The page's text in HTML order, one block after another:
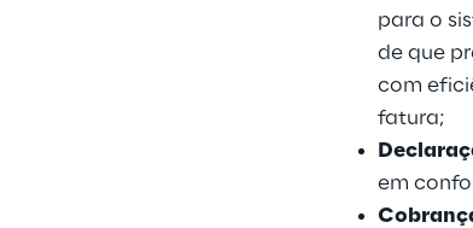
para o
de que
com
fatura;
em